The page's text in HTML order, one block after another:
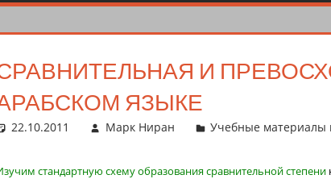
И
ЯЗЫКЕ
22.10.2011 Марк Ниран Учебные материалы
стандартную схему образования сравнительной степени